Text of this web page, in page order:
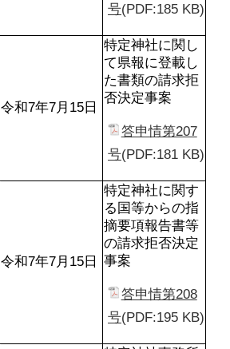
号(PDF:185 KB)
令和7年7月15日
特定神社に関し
て県報に登載し
た書類の請求拒
否決定事案
答申情第207
号(PDF:181 KB)
令和7年7月15日
特定神社に関す
る国等からの指
摘要項報告書等
の請求拒否決定
事案
答申情第208
号(PDF:195 KB)